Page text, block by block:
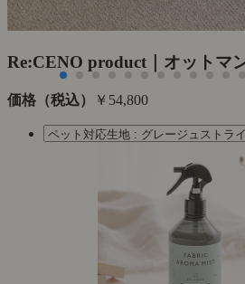
Re:CENO product｜オットマ
価格（税込） ￥54,800